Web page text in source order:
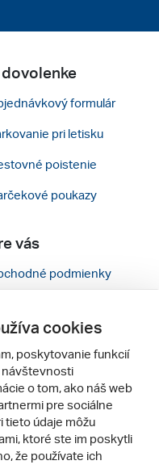
dovolenke
formulár
pri letisku
poistenie
poukazy
vás
podmienky
cookies
webu pre PC
cookies
poskytovanie funkcií
návštevnosti
o tom, ako náš web
pre sociálne
tieto údaje môžu
ktoré ste im poskytli
že používate ich